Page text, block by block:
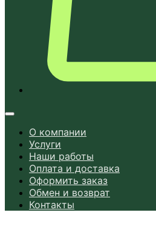
О компании
Услуги
Наши работы
Оплата и доставка
Оформить заказ
Обмен и возврат
Контакты